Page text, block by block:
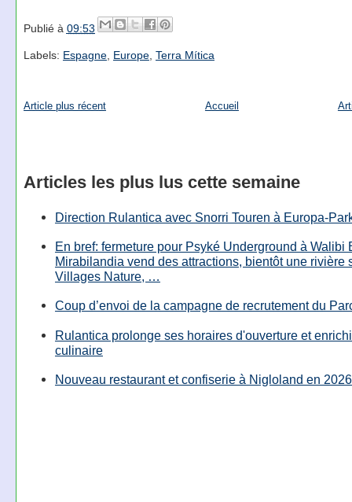
Publié à 09:53
Labels: Espagne, Europe, Terra Mítica
Article plus récent Accueil
Articles les plus lus cette semaine
Direction Rulantica avec Snorri Touren à Europa-
En bref: fermeture pour Psyké Underground à Walibi
Mirabilandia vend des attractions, bientôt une rivière
Villages Nature, …
Coup d’envoi de la campagne de recrutement du
Rulantica prolonge ses horaires d'ouverture et
culinaire
Nouveau restaurant et confiserie à Nigloland en 2026